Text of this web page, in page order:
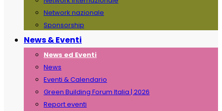
Network nazionale
Sponsorship
News & Eventi
News ed Eventi
News
Eventi & Calendario
Green Building Forum Italia | 2026
Report eventi